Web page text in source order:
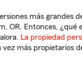
más grandes
OR. Entonces, ¿qué
La propiedad
vez más propietarios